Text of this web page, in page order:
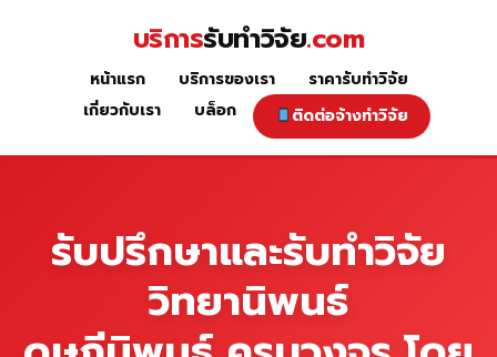
หน้าแรก
บริการรับทำวิจัย.com
หน้าแรก บริการของเรา
ราคารับทำวิจัย
เกี่ยวกับเรา
บล็อก ติดต่อจ้างทำวิจัย
รับปรึกษาและรับทำวิจัย
วิทยานิพนธ์